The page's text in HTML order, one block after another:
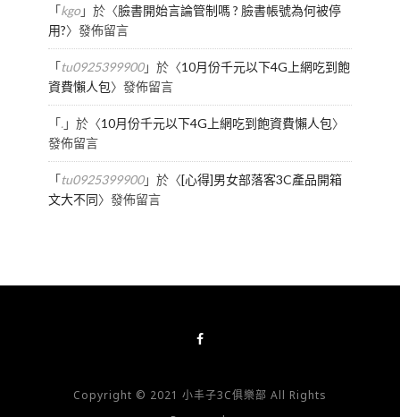
「kgo」於〈臉書開始言論管制嗎 ? 臉書帳號為何被停
用?〉發佈留言
「tu0925399900」於〈10月份千元以下4G上網吃到飽
資費懶人包〉發佈留言
「.」於〈10月份千元以下4G上網吃到飽資費懶人包〉
發佈留言
「tu0925399900」於〈[心得]男女部落客3C產品開箱
文大不同〉發佈留言
Copyright © 2021 小丰子3C俱樂部 All Rights